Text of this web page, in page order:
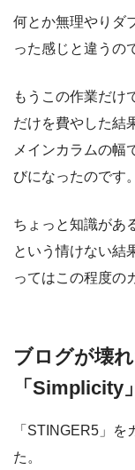
何とか無理やりダ
った感じと違うの
もうこの作業だけ
だけを費やした結
メインカラムの幅
びになったのです。
ちょっと知識があ
という情けない結
ってはこの程度の
ブログが壊
「Simplicity
「STINGER5」
た。